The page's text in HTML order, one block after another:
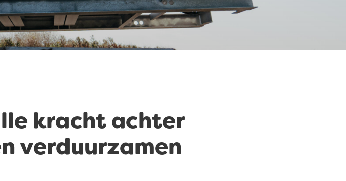
kracht achter
verduurzamen